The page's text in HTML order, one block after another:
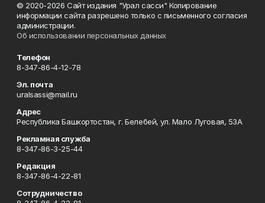
© 2020-2026 Сайт издания "Урал сасси" Копирование
информации сайта разрешено только с письменного согласия
администрации.
Об использовании персональных данных
Телефон
8-347-86-4-12-78
Эл. почта
uralsassi@mail.ru
Адрес
Республика Башкортостан, г. Белебей, ул. Мало Луговая, 53А
Рекламная служба
8-347-86-3-25-44
Редакция
8-347-86-4-22-81
Сотрудничество